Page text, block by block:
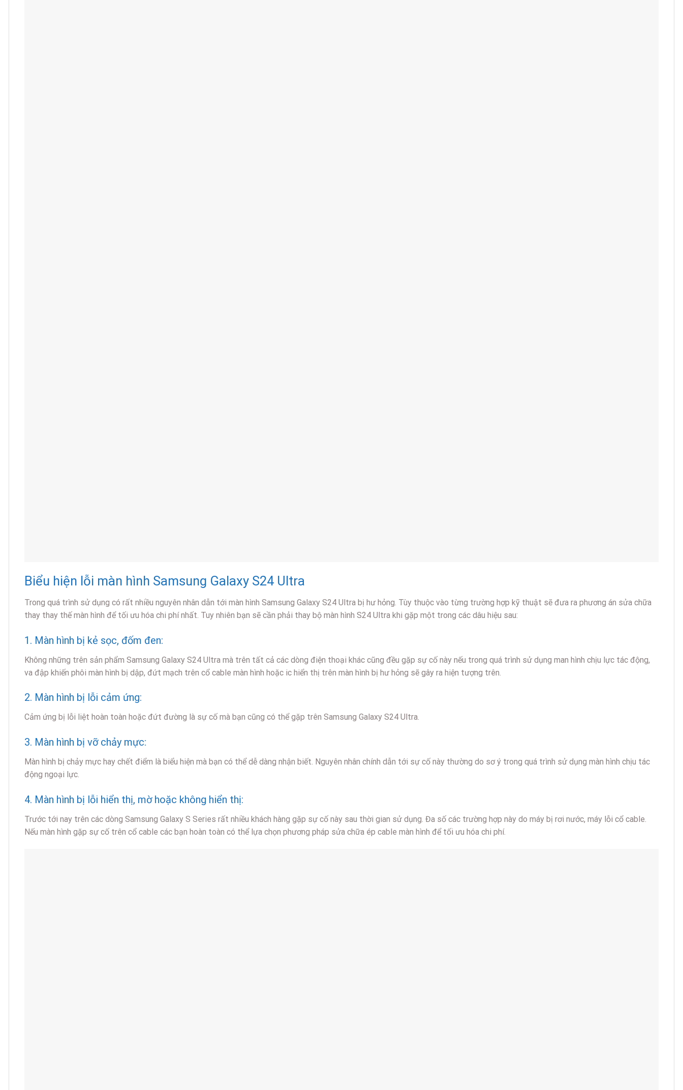
Biểu hiện lỗi màn hình Samsung Galaxy S24 Ultra
Trong quá trình sử dụng có rất nhiều nguyên nhân dẫn tới màn hình Samsung Galaxy S24 Ultra bị hư hỏng. Tùy thuộc vào từng trường hợp kỹ thuật sẽ đưa ra phương án sửa chữa
thay thay thế màn hình để tối ưu hóa chi phí nhất. Tuy nhiên bạn sẽ cần phải thay bộ màn hình S24 Ultra khi gặp một trong các dâu hiệu sau:
1. Màn hình bị kẻ sọc, đốm đen:
Không những trên sản phẩm Samsung Galaxy S24 Ultra mà trên tất cả các dòng điện thoại khác cũng đều gặp sự cố này nếu trong quá trình sử dụng man hình chịu lực tác động,
va đập khiến phôi màn hình bị dập, đứt mạch trên cổ cable màn hình hoặc ic hiển thị trên màn hình bị hư hỏng sẽ gây ra hiện tượng trên.
2. Màn hình bị lỗi cảm ứng:
Cảm ứng bị lỗi liệt hoàn toàn hoặc đứt đường là sự cố mà bạn cũng có thể gặp trên Samsung Galaxy S24 Ultra.
3. Màn hình bị vỡ chảy mực:
Màn hình bị chảy mực hay chết điểm là biểu hiện mà bạn có thể dễ dàng nhận biết. Nguyên nhân chính dẫn tới sự cố này thường do sơ ý trong quá trình sử dụng màn hình chịu tác
động ngoại lực.
4. Màn hình bị lỗi hiển thị, mờ hoặc không hiển thị:
Trước tới nay trên các dòng Samsung Galaxy S Series rất nhiều khách hàng gặp sự cố này sau thời gian sử dụng. Đa số các trường hợp này do máy bị rơi nước, máy lỗi cổ cable.
Nếu màn hình gặp sự cố trên cổ cable các bạn hoàn toàn có thể lựa chọn phương pháp sửa chữa ép cable màn hình để tối ưu hóa chi phí.